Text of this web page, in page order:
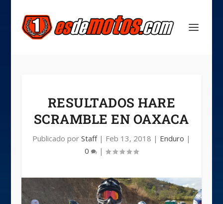
RESULTADOS HARE
SCRAMBLE EN OAXACA
Publicado por Staff| Feb 13, 2018 | Enduro |
0
|